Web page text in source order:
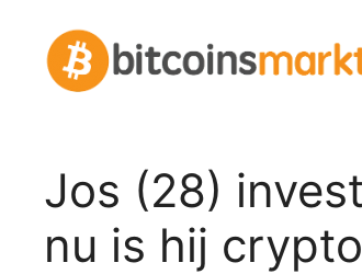
inhoud
Jos (28)
nu is hij